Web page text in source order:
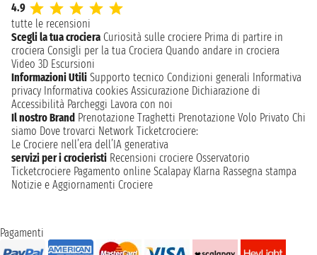
4.9
tutte le recensioni
Scegli la tua crociera Curiosità sulle crociere Prima di partire in
crociera Consigli per la tua Crociera Quando andare in crociera
Video 3D Escursioni
Informazioni Utili Supporto tecnico Condizioni generali Informativa
privacy Informativa cookies Assicurazione Dichiarazione di
Accessibilità Parcheggi Lavora con noi
Il nostro Brand Prenotazione Traghetti Prenotazione Volo Privato Chi
siamo Dove trovarci Network Ticketcrociere:
Le Crociere nell’era dell’IA generativa
servizi per i crocieristi Recensioni crociere Osservatorio
Ticketcrociere Pagamento online Scalapay Klarna Rassegna stampa
Notizie e Aggiornamenti Crociere
Pagamenti